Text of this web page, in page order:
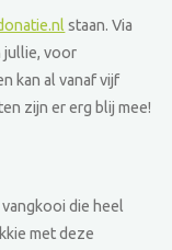
staan. Via
jullie, voor
kan al vanaf vijf
zijn er erg blij mee!
die heel
met deze